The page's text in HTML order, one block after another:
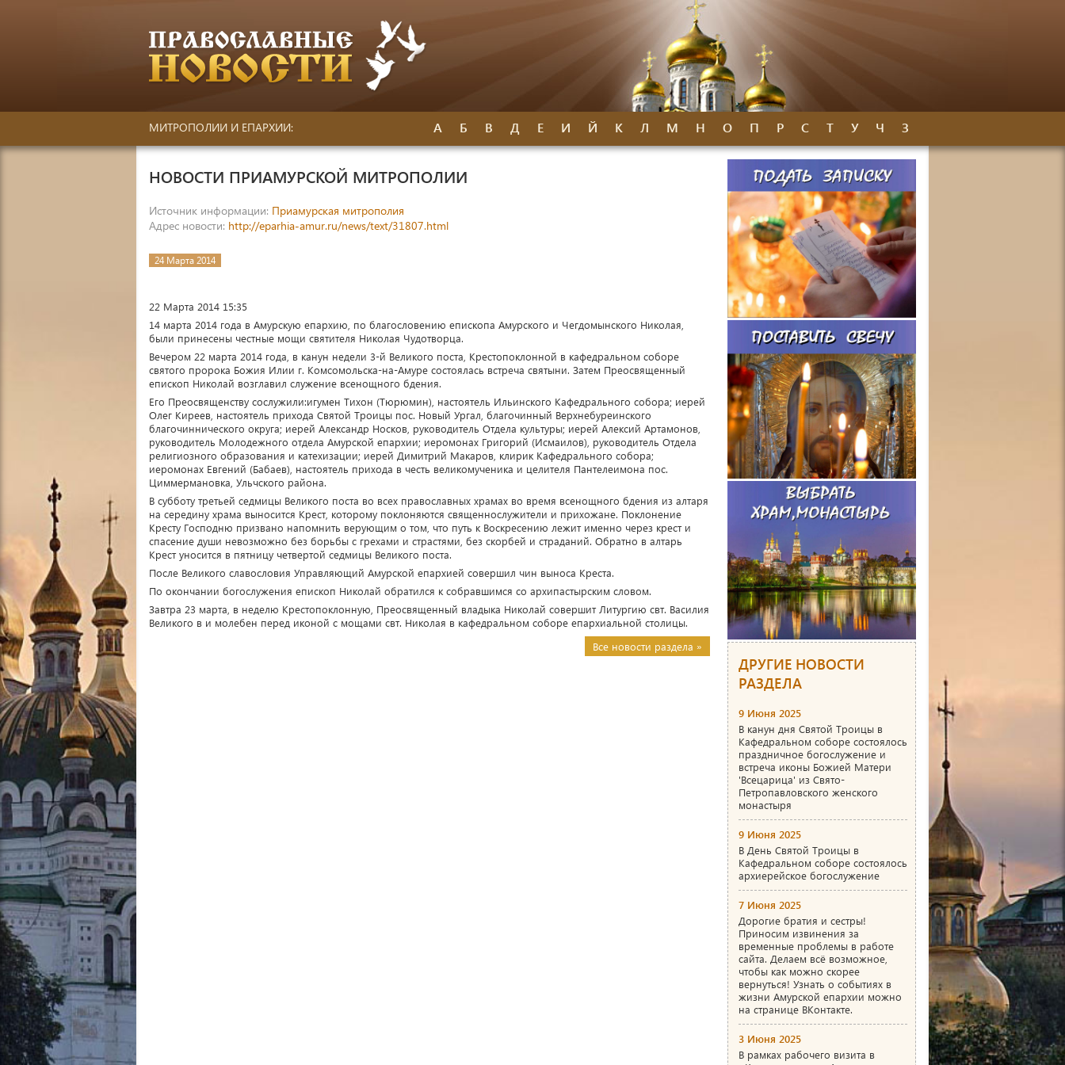
МИТРОПОЛИИ И ЕПАРХИИ: А Б В Д Е И Й К Л М Н О П Р С Т У Ч З
НОВОСТИ ПРИАМУРСКОЙ МИТРОПОЛИИ
Источник информации: Приамурская митрополия
Адрес новости: http://eparhia-amur.ru/news/text/31807.html
24 Марта 2014
22 Марта 2014 15:35
14 марта 2014 года в Амурскую епархию, по благословению епископа Амурского и Чегдомынского Николая,
были принесены честные мощи святителя Николая Чудотворца.
Вечером 22 марта 2014 года, в канун недели 3-й Великого поста, Крестопоклонной в кафедральном соборе
святого пророка Божия Илии г. Комсомольска-на-Амуре состоялась встреча святыни. Затем Преосвященный
епископ Николай возглавил служение всенощного бдения.
Его Преосвященству сослужили:игумен Тихон (Тюрюмин), настоятель Ильинского Кафедрального собора; иерей
Олег Киреев, настоятель прихода Святой Троицы пос. Новый Ургал, благочинный Верхнебуреинского
благочиннического округа; иерей Александр Носков, руководитель Отдела культуры; иерей Алексий Артамонов,
руководитель Молодежного отдела Амурской епархии; иеромонах Григорий (Исмаилов), руководитель Отдела
религиозного образования и катехизации; иерей Димитрий Макаров, клирик Кафедрального собора;
иеромонах Евгений (Бабаев), настоятель прихода в честь великомученика и целителя Пантелеимона пос.
Циммермановка, Ульчского района.
В субботу третьей седмицы Великого поста во всех православных храмах во время всенощного бдения из алтаря
на середину храма выносится Крест, которому поклоняются священнослужители и прихожане. Поклонение
Кресту Господню призвано напомнить верующим о том, что путь к Воскресению лежит именно через крест и
спасение души невозможно без борьбы с грехами и страстями, без скорбей и страданий. Обратно в алтарь
Крест уносится в пятницу четвертой седмицы Великого поста.
После Великого славословия Управляющий Амурской епархией совершил чин выноса Креста.
По окончании богослужения епископ Николай обратился к собравшимся со архипастырским словом.
Завтра 23 марта, в неделю Крестопоклонную, Преосвященный владыка Николай совершит Литургию свт. Василия
Великого в и молебен перед иконой с мощами свт. Николая в кафедральном соборе епархиальной столицы.
Все новости раздела »
ДРУГИЕ НОВОСТИ
РАЗДЕЛА
9 Июня 2025
В канун дня Святой Троицы в
Кафедральном соборе состоялось
праздничное богослужение и
встреча иконы Божией Матери
'Всецарица' из Свято-
Петропавловского женского
монастыря
9 Июня 2025
В День Святой Троицы в
Кафедральном соборе состоялось
архиерейское богослужение
7 Июня 2025
Дорогие братия и сестры!
Приносим извинения за
временные проблемы в работе
сайта. Делаем всё возможное,
чтобы как можно скорее
вернуться! Узнать о событиях в
жизни Амурской епархии можно
на странице ВКонтакте.
3 Июня 2025
В рамках рабочего визита в